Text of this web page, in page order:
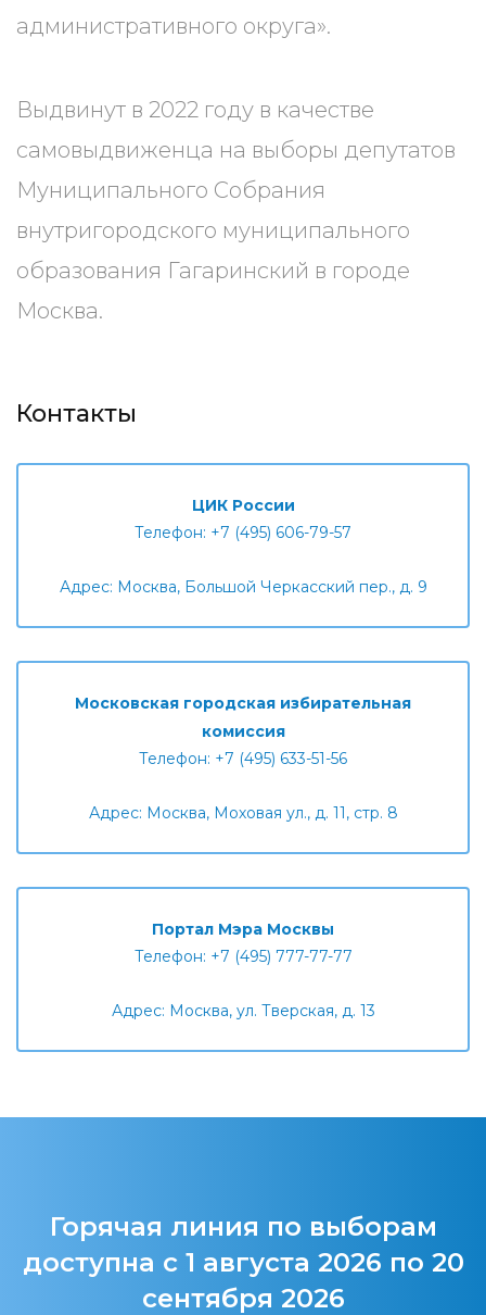
административного округа».
Выдвинут в 2022 году в качестве
самовыдвиженца на выборы депутатов
Муниципального Собрания
внутригородского муниципального
образования Гагаринский в городе
Москва.
Контакты
ЦИК России
Телефон: +7 (495) 606-79-57
Адрес: Москва, Большой Черкасский пер., д. 9
Московская городская избирательная
комиссия
Телефон: +7 (495) 633-51-56
Адрес: Москва, Моховая ул., д. 11, стр. 8
Портал Мэра Москвы
Телефон: +7 (495) 777-77-77
Адрес: Москва, ул. Тверская, д. 13
Горячая линия по выборам
доступна с 1 августа 2026 по 20
сентября 2026